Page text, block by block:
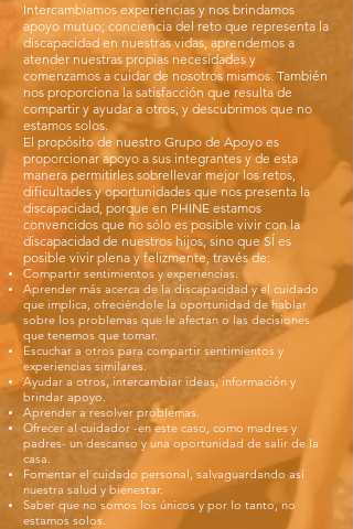
Intercambiamos experiencias y nos brindamos
apoyo mutuo; conciencia del reto que representa la
discapacidad en nuestras vidas, aprendemos a
atender nuestras propias necesidades y
comenzamos a cuidar de nosotros mismos. También
nos proporciona la satisfacción que resulta de
compartir y ayudar a otros, y descubrimos que no
estamos solos.
El propósito de nuestro Grupo de Apoyo es
proporcionar apoyo a sus integrantes y de esta
manera permitirles sobrellevar mejor los retos,
dificultades y oportunidades que nos presenta la
discapacidad, porque en PHINE estamos
convencidos que no sólo es posible vivir con la
discapacidad de nuestros hijos, sino que SÍ es
posible vivir plena y felizmente, través de:
Compartir sentimientos y experiencias.
Aprender más acerca de la discapacidad y el cuidado
que implica, ofreciéndole la oportunidad de hablar
sobre los problemas que le afectan o las decisiones
que tenemos que tomar.
Escuchar a otros para compartir sentimientos y
experiencias similares.
Ayudar a otros, intercambiar ideas, información y
brindar apoyo.
Aprender a resolver problemas.
Ofrecer al cuidador -en este caso, como madres y
padres- un descanso y una oportunidad de salir de la
casa.
Fomentar el cuidado personal, salvaguardando así
nuestra salud y bienestar.
Saber que no somos los únicos y por lo tanto, no
estamos solos.